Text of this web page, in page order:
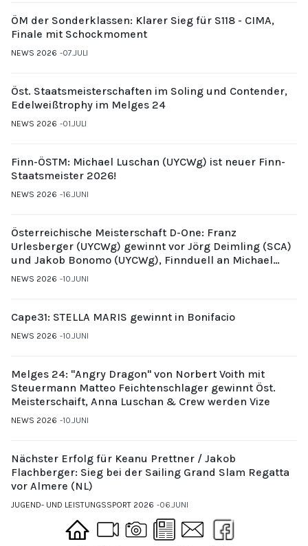
ÖM der Sonderklassen: Klarer Sieg für S118 - CIMA,
Finale mit Schockmoment
NEWS 2026 07.JULI
Öst. Staatsmeisterschaften im Soling und Contender,
Edelweißtrophy im Melges 24
NEWS 2026 01.JULI
Finn-ÖSTM: Michael Luschan (UYCWg) ist neuer Finn-
Staatsmeister 2026!
NEWS 2026 16.JUNI
Österreichische Meisterschaft D-One: Franz
Urlesberger (UYCWg) gewinnt vor Jörg Deimling (SCA)
und Jakob Bonomo (UYCWg), Finnduell an Michael
Gubi (UYCMo)
NEWS 2026 10.JUNI
Cape31: STELLA MARIS gewinnt in Bonifacio
NEWS 2026 10.JUNI
Melges 24: "Angry Dragon" von Norbert Voith mit
Steuermann Matteo Feichtenschlager gewinnt Öst.
Meisterschaift, Anna Luschan & Crew werden Vize
NEWS 2026 10.JUNI
Nächster Erfolg für Keanu Prettner / Jakob
Flachberger: Sieg bei der Sailing Grand Slam Regatta
vor Almere (NL)
JUGEND- UND LEISTUNGSSPORT 2026 06.JUNI